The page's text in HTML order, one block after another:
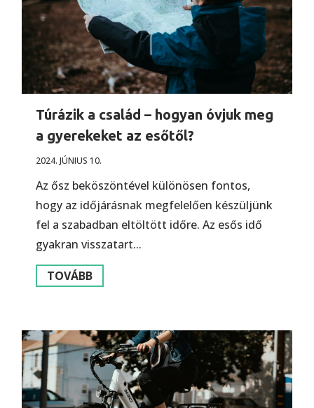
Túrázik a család – hogyan óvjuk meg
a gyerekeket az esőtől?
2024. JÚNIUS 10.
Az ősz beköszöntével különösen fontos,
hogy az időjárásnak megfelelően készüljünk
fel a szabadban eltöltött időre. Az esős idő
gyakran visszatart...
TOVÁBB